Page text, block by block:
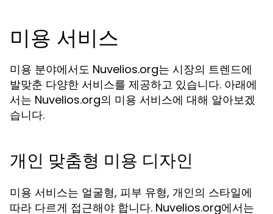
미용 서비스
미용 분야에서도 Nuvelios.org는 시장의 트렌드에
발맞춘 다양한 서비스를 제공하고 있습니다. 아래에
서는 Nuvelios.org의 미용 서비스에 대해 알아보겠
습니다.
개인 맞춤형 미용 디자인
미용 서비스는 얼굴형, 피부 유형, 개인의 스타일에
따라 다르게 접근해야 합니다. Nuvelios.org에서는